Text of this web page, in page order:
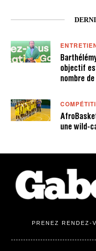
objectif
nombre
une wild-
PRENEZ RENDEZ-